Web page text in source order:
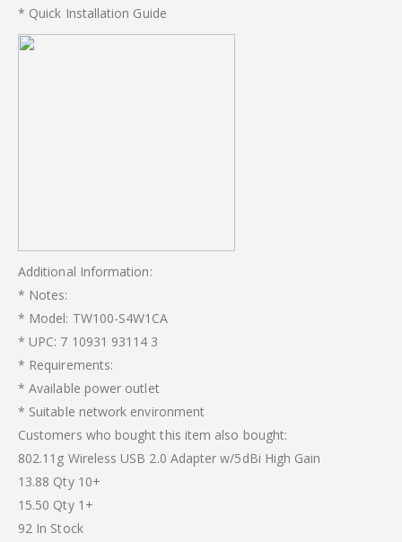
* Quick Installation Guide
Additional Information:
* Notes:
* Model: TW100-S4W1CA
* UPC: 7 10931 93114 3
* Requirements:
* Available power outlet
* Suitable network environment
Customers who bought this item also bought:
802.11g Wireless USB 2.0 Adapter w/5dBi High Gain
13.88 Qty 10+
15.50 Qty 1+
92 In Stock